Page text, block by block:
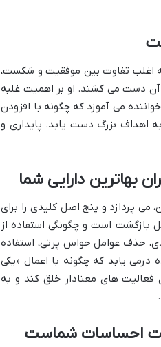
اغلب تفاوت بین موفقیت و شکست،
آن دست می کشند. او بر اهمیت غلبه
می آموزد که چگونه با افزودن
اهداف بزرگ دست یابد. پایداری و
می پردازد و پنج اصل کلیدی را برای
بازگشت است و چگونگی استفاده از
حذف عوامل حواس پرتی، استفاده
درمی یابد که چگونه با اعمال «یکی
فعالیت های معنادار خلق کند و به